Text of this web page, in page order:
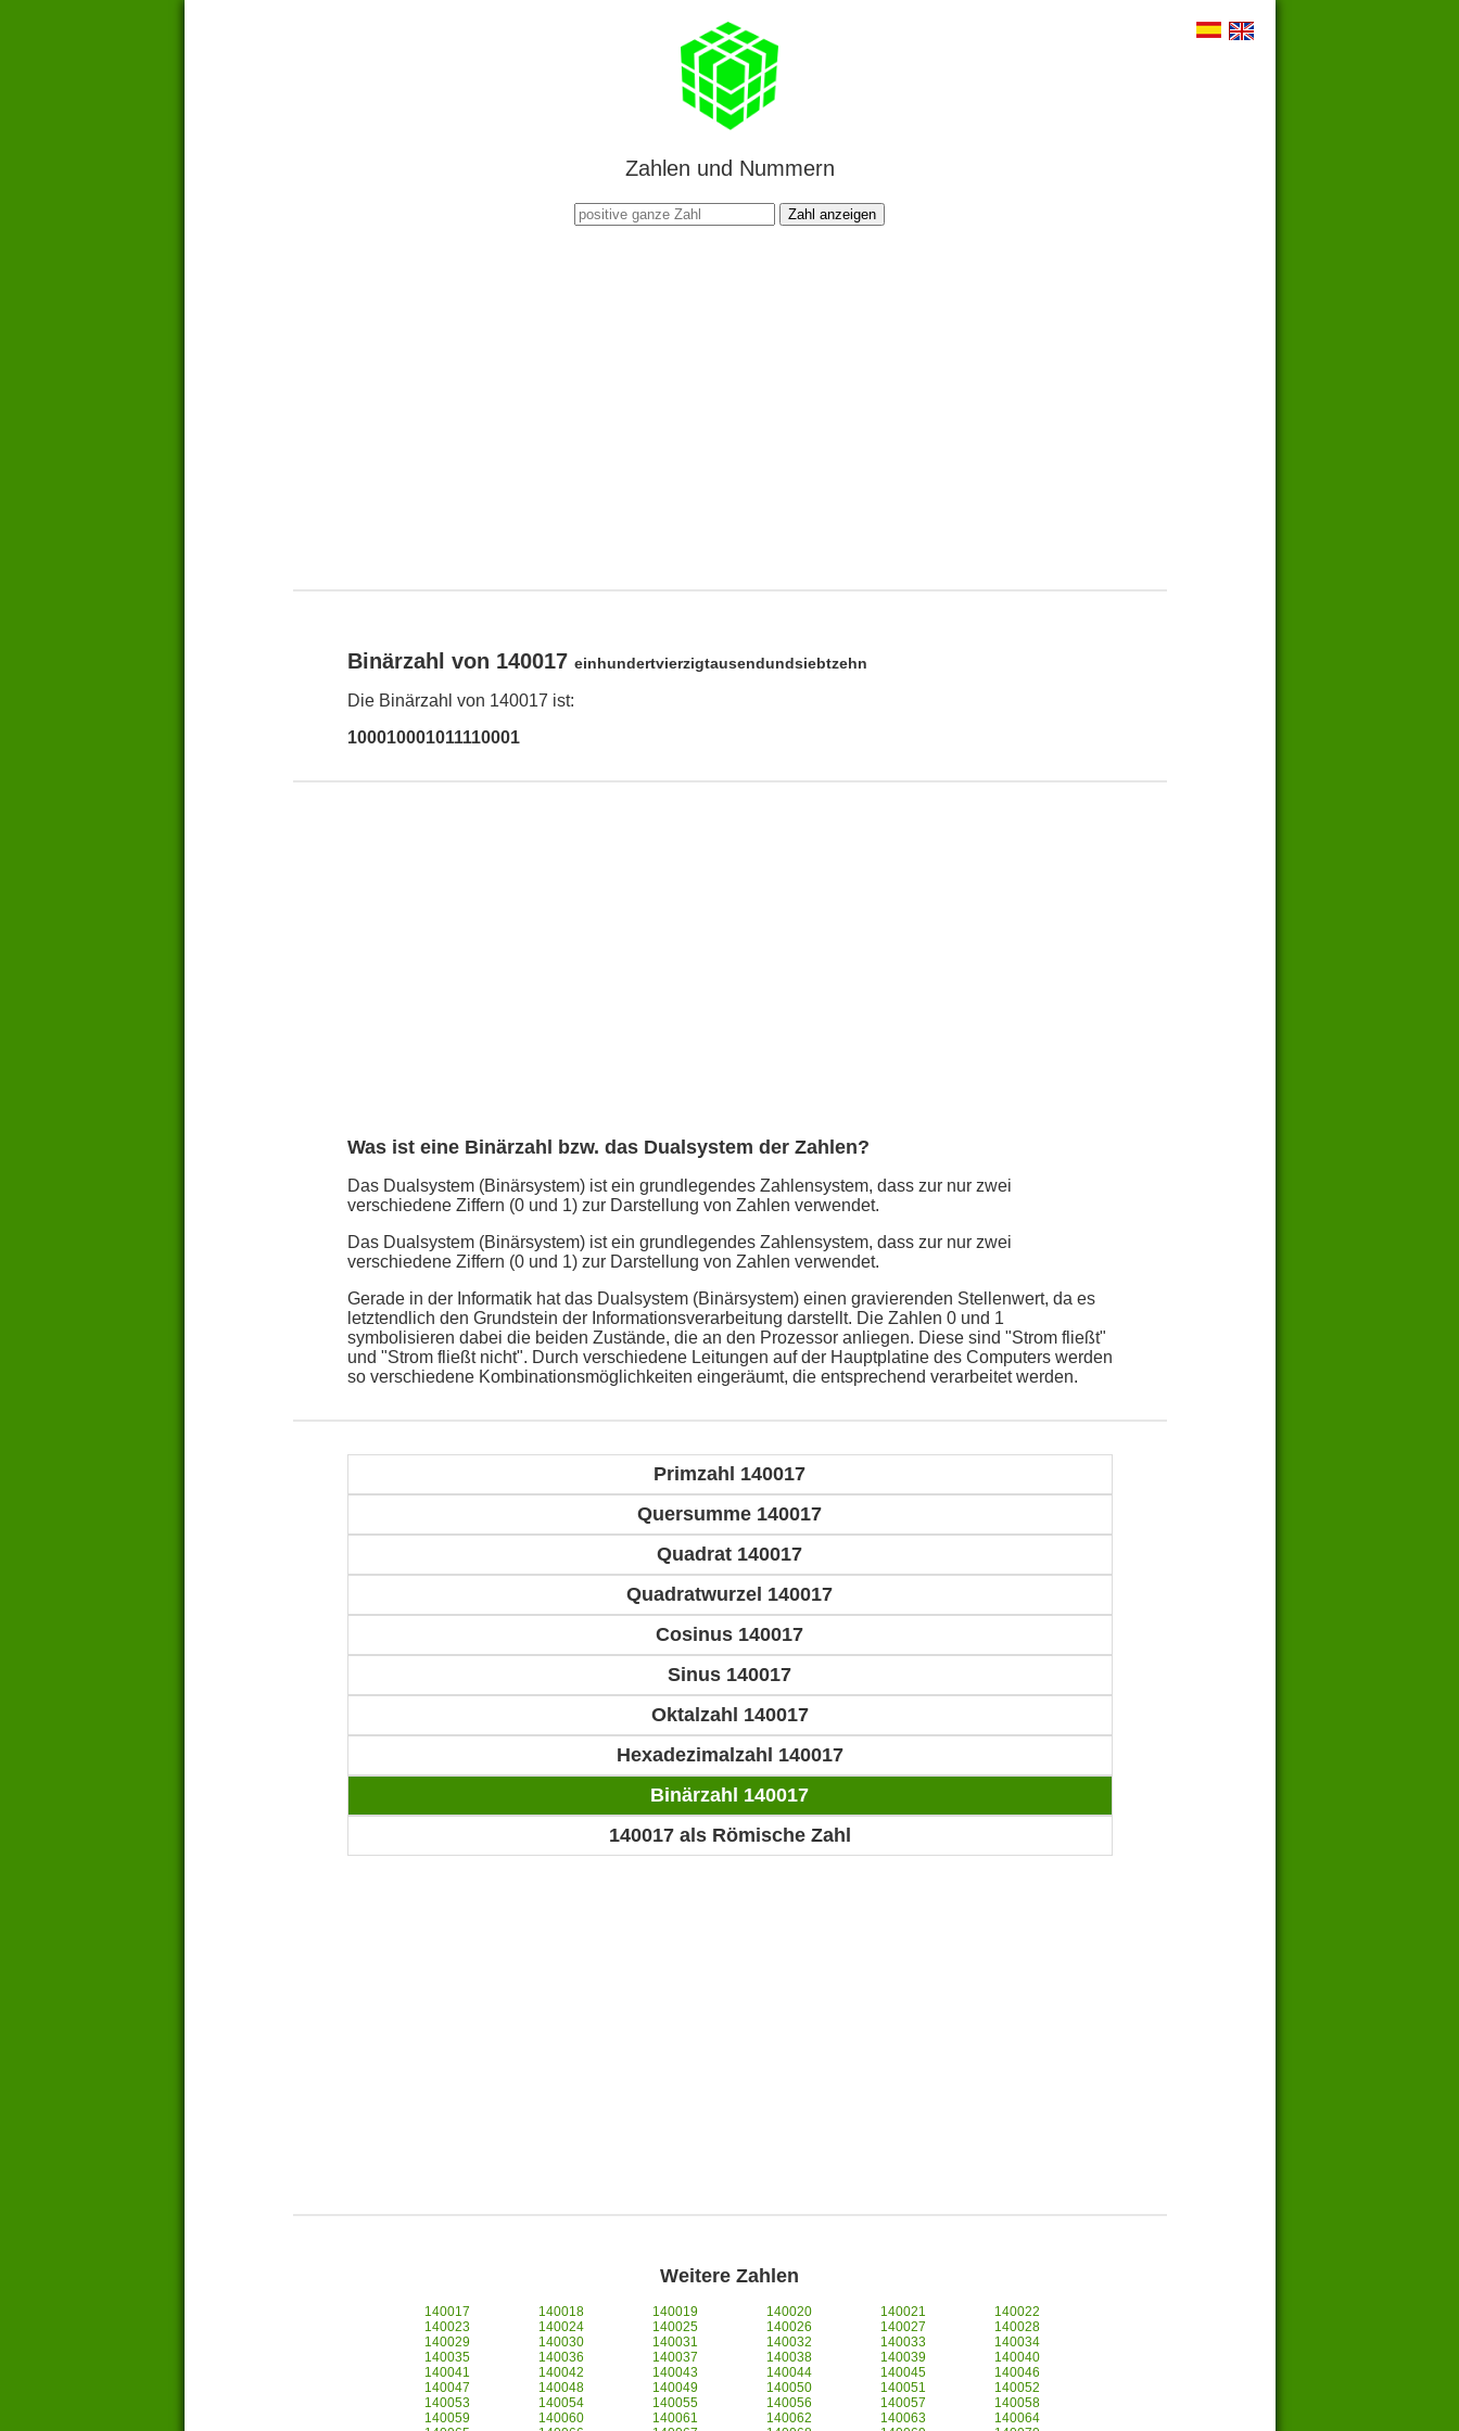
Zahlen und Nummern
Zahl anzeigen
Binärzahl von 140017 einhundertvierzigtausendundsiebtzehn
Die Binärzahl von 140017 ist:
100010001011110001
Was ist eine Binärzahl bzw. das Dualsystem der Zahlen?
Das Dualsystem (Binärsystem) ist ein grundlegendes Zahlensystem, dass zur nur zwei
verschiedene Ziffern (0 und 1) zur Darstellung von Zahlen verwendet.
Das Dualsystem (Binärsystem) ist ein grundlegendes Zahlensystem, dass zur nur zwei
verschiedene Ziffern (0 und 1) zur Darstellung von Zahlen verwendet.
Gerade in der Informatik hat das Dualsystem (Binärsystem) einen gravierenden Stellenwert, da es
letztendlich den Grundstein der Informationsverarbeitung darstellt. Die Zahlen 0 und 1
symbolisieren dabei die beiden Zustände, die an den Prozessor anliegen. Diese sind "Strom fließt"
und "Strom fließt nicht". Durch verschiedene Leitungen auf der Hauptplatine des Computers werden
so verschiedene Kombinationsmöglichkeiten eingeräumt, die entsprechend verarbeitet werden.
Primzahl 140017
Quersumme 140017
Quadrat 140017
Quadratwurzel 140017
Cosinus 140017
Sinus 140017
Oktalzahl 140017
Hexadezimalzahl 140017
Binärzahl 140017
140017 als Römische Zahl
Weitere Zahlen
140017 140018 140019 140020 140021
140022
140023
140024 140025 140026 140027
140028
140029
140030 140031 140032 140033
140034
140035
140036 140037 140038 140039
140040
140041
140042 140043 140044 140045
140046
140047
140048 140049 140050 140051
140052
140053
140054 140055 140056 140057
140058
140059
140060 140061 140062 140063
140064